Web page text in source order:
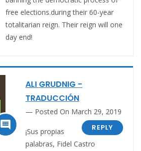
free elections.during their 60-year
totalitarian reign. Their reign will one
day end!

ALI GRUDNIG -
TRADUCCIÓN
Posted On March 29, 2019
REPLY
¡Sus propias
palabras, Fidel Castro